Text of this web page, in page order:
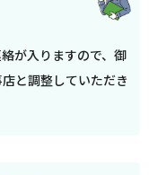
が入りますので、御
と調整していただき